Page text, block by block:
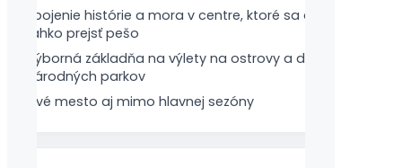
Spojenie histórie a mora v centre, ktoré sa dá
ľahko prejsť pešo
Výborná základňa na výlety na ostrovy a do
národných parkov
Živé mesto aj mimo hlavnej sezóny